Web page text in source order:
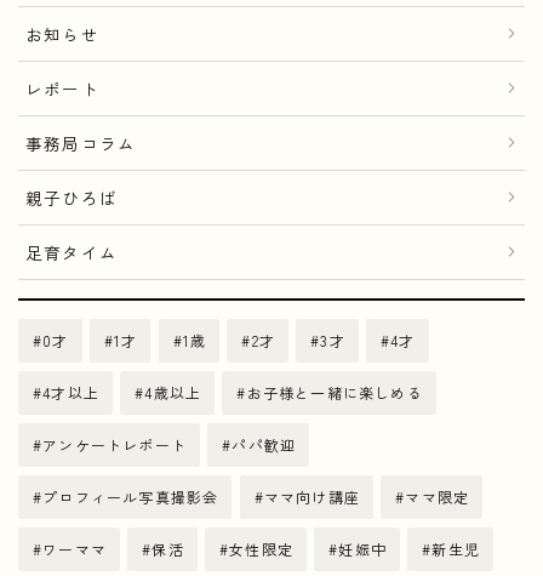
お知らせ
レポート
事務局コラム
親子ひろば
足育タイム
0才 1才 1歳 2才 3才 4才
4才以上 4歳以上 お子様と一緒に楽しめる
アンケートレポート パパ歓迎
プロフィール写真撮影会 ママ向け講座 ママ限定
ワーママ 保活 女性限定 妊娠中 新生児